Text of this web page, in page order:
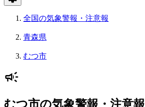
全国の気象警報・注意報
青森県
むつ市
むつ市の気象警報・注意報